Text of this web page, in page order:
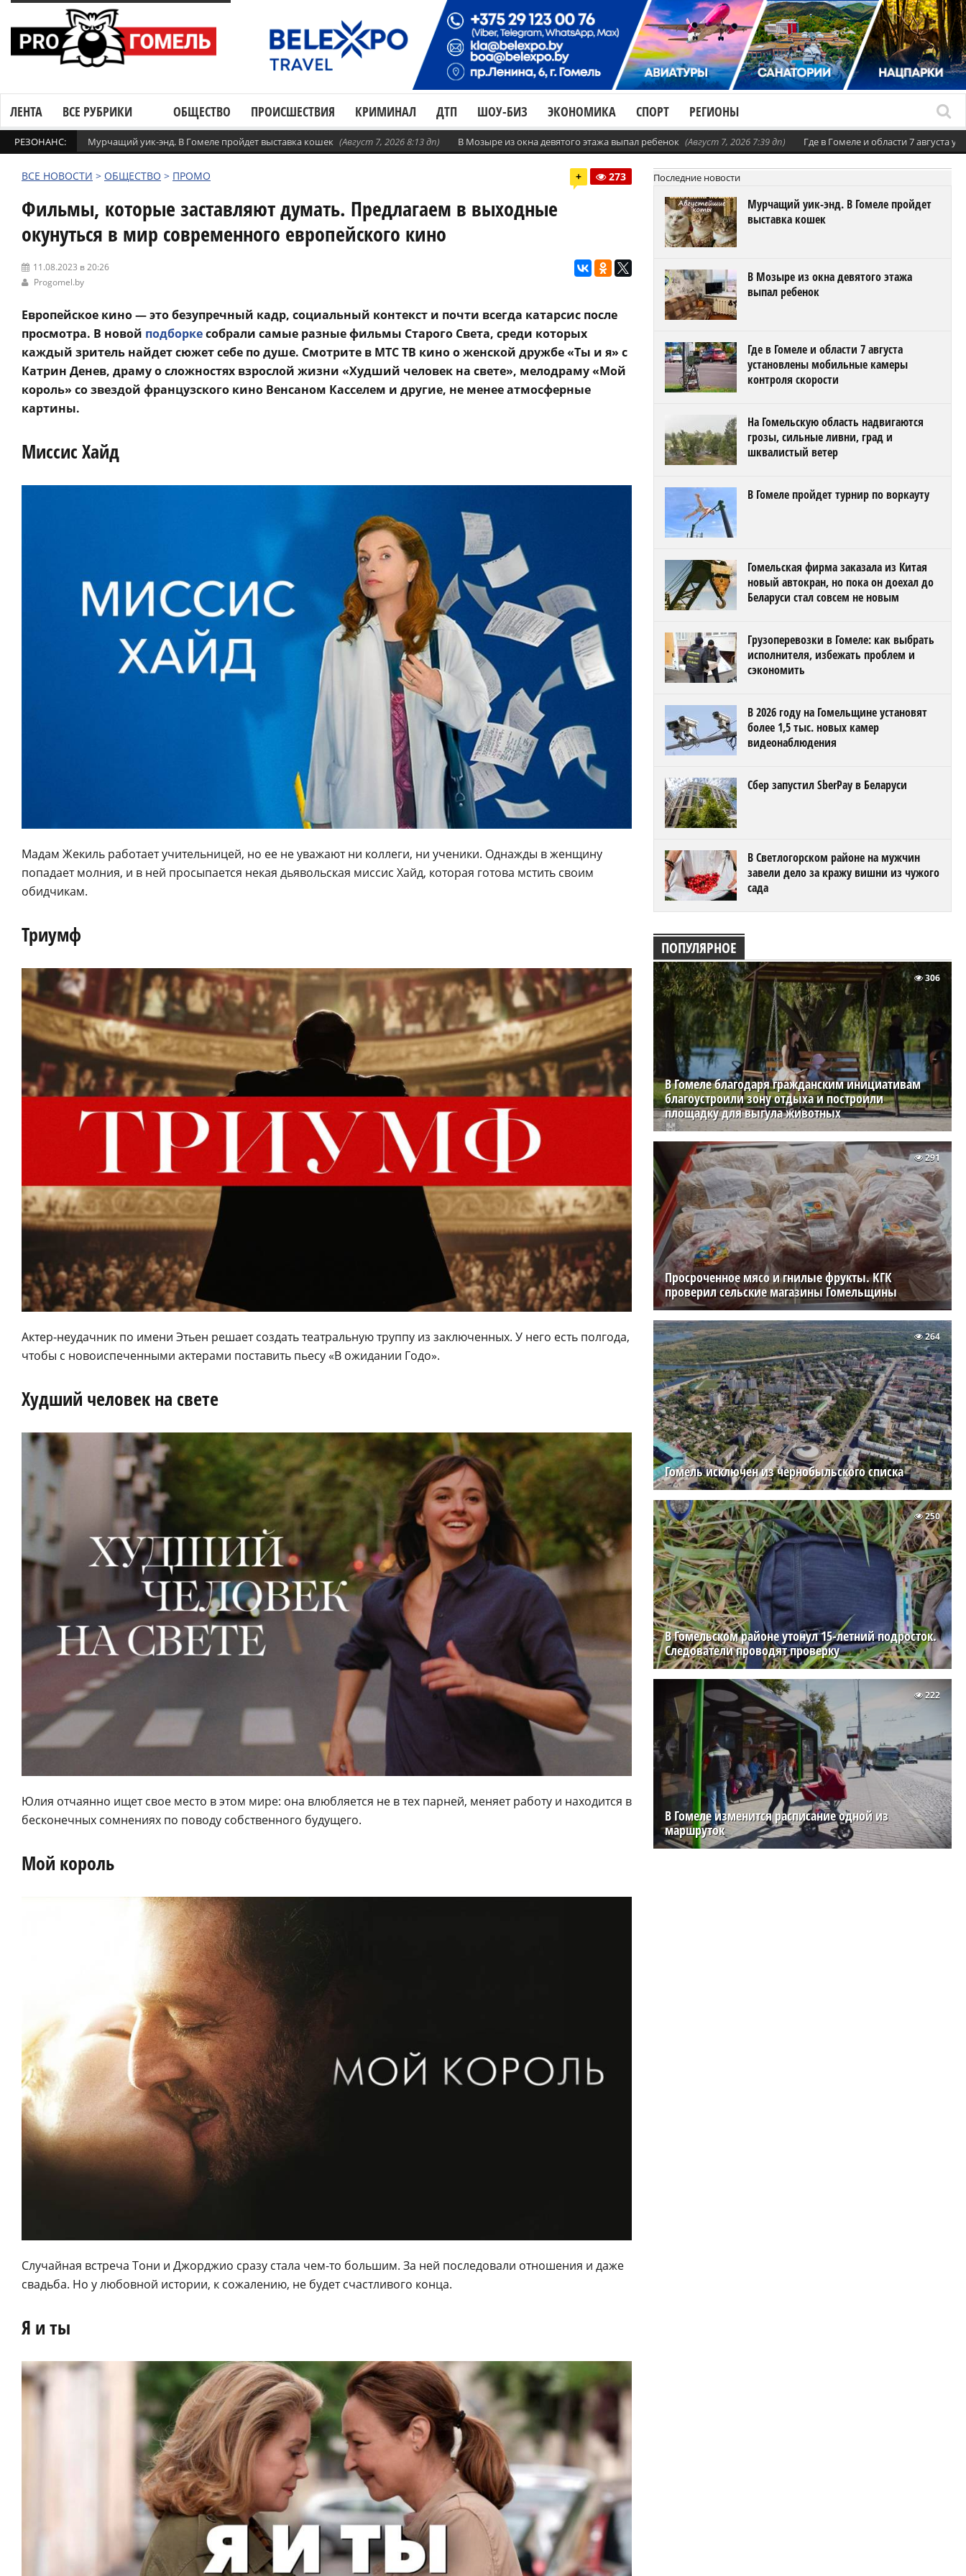
ЛЕНТА ВСЕ РУБРИКИ ОБЩЕСТВО ПРОИСШЕСТВИЯ КРИМИНАЛ ДТП ШОУ-БИЗ ЭКОНОМИКА СПОРТ РЕГИОНЫ
РЕЗОНАНС: Мурчащий уик-энд. В Гомеле пройдет выставка кошек (Август 7, 2026 8:13 дп) В Мозыре из окна девятого этажа выпал ребенок (Август 7, 2026 7:39 дп) Где в Гомеле и области 7 августа
ВСЕ НОВОСТИ > ОБЩЕСТВО > ПРОМО + 273
Фильмы, которые заставляют думать. Предлагаем в выходные
окунуться в мир современного европейского кино
11.08.2023 в 20:26
Progomel.by
Европейское кино — это безупречный кадр, социальный контекст и почти всегда катарсис после
просмотра. В новой подборкесобрали самые разные фильмы Старого Света, среди которых
каждый зритель найдет сюжет себе по душе. Смотрите в МТС ТВ кино о женской дружбе «Ты и я» с
Катрин Денев, драму о сложностях взрослой жизни «Худший человек на свете», мелодраму «Мой
король» со звездой французского кино Венсаном Касселем и другие, не менее атмосферные
картины.
Миссис Хайд
Мадам Жекиль работает учительницей, но ее не уважают ни коллеги, ни ученики. Однажды в женщину
попадает молния, и в ней просыпается некая дьявольская миссис Хайд, которая готова мстить своим
обидчикам.
Триумф
Актер-неудачник по имени Этьен решает создать театральную труппу из заключенных. У него есть полгода,
чтобы с новоиспеченными актерами поставить пьесу «В ожидании Годо».
Худший человек на свете
Юлия отчаянно ищет свое место в этом мире: она влюбляется не в тех парней, меняет работу и находится в
бесконечных сомнениях по поводу собственного будущего.
Мой король
Случайная встреча Тони и Джорджио сразу стала чем-то большим. За ней последовали отношения и даже
свадьба. Но у любовной истории, к сожалению, не будет счастливого конца.
Я и ты
Последние новости
Мурчащий уик-энд. В Гомеле пройдет
выставка кошек
В Мозыре из окна девятого этажа
выпал ребенок
Где в Гомеле и области 7 августа
установлены мобильные камеры
контроля скорости
На Гомельскую область надвигаются
грозы, сильные ливни, град и
шквалистый ветер
В Гомеле пройдет турнир по воркауту
Гомельская фирма заказала из Китая
новый автокран, но пока он доехал до
Беларуси стал совсем не новым
Грузоперевозки в Гомеле: как выбрать
исполнителя, избежать проблем и
сэкономить
В 2026 году на Гомельщине установят
более 1,5 тыс. новых камер
видеонаблюдения
Сбер запустил SberPay в Беларуси
В Светлогорском районе на мужчин
завели дело за кражу вишни из чужого
сада
ПОПУЛЯРНОЕ
В Гомеле благодаря гражданским инициативам
благоустроили зону отдыха и построили
площадку для выгула животных
306
Просроченное мясо и гнилые фрукты. КГК
проверил сельские магазины Гомельщины
291
Гомель исключен из чернобыльского списка
264
В Гомельском районе утонул 15-летний подросток.
Следователи проводят проверку
250
В Гомеле изменится расписание одной из
маршруток
222